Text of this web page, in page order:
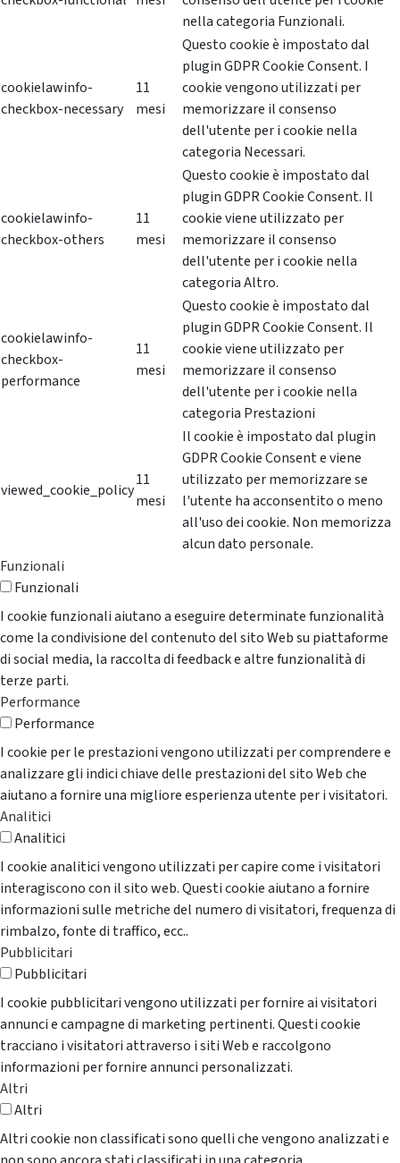
nella categoria Funzionali.
cookielawinfo-
checkbox-necessary
11
mesi
Questo cookie è impostato dal
plugin GDPR Cookie Consent. I
cookie vengono utilizzati per
memorizzare il consenso
dell'utente per i cookie nella
categoria Necessari.
cookielawinfo-
checkbox-others
11
mesi
Questo cookie è impostato dal
plugin GDPR Cookie Consent. Il
cookie viene utilizzato per
memorizzare il consenso
dell'utente per i cookie nella
categoria Altro.
cookielawinfo-
checkbox-
performance
11
mesi
Questo cookie è impostato dal
plugin GDPR Cookie Consent. Il
cookie viene utilizzato per
memorizzare il consenso
dell'utente per i cookie nella
categoria Prestazioni
viewed_cookie_policy
11
mesi
Il cookie è impostato dal plugin
GDPR Cookie Consent e viene
utilizzato per memorizzare se
l'utente ha acconsentito o meno
all'uso dei cookie. Non memorizza
alcun dato personale.
Funzionali
Funzionali
I cookie funzionali aiutano a eseguire determinate funzionalità
come la condivisione del contenuto del sito Web su piattaforme
di social media, la raccolta di feedback e altre funzionalità di
terze parti.
Performance
Performance
I cookie per le prestazioni vengono utilizzati per comprendere e
analizzare gli indici chiave delle prestazioni del sito Web che
aiutano a fornire una migliore esperienza utente per i visitatori.
Analitici
Analitici
I cookie analitici vengono utilizzati per capire come i visitatori
interagiscono con il sito web. Questi cookie aiutano a fornire
informazioni sulle metriche del numero di visitatori, frequenza di
rimbalzo, fonte di traffico, ecc..
Pubblicitari
Pubblicitari
I cookie pubblicitari vengono utilizzati per fornire ai visitatori
annunci e campagne di marketing pertinenti. Questi cookie
tracciano i visitatori attraverso i siti Web e raccolgono
informazioni per fornire annunci personalizzati.
Altri
Altri
Altri cookie non classificati sono quelli che vengono analizzati e